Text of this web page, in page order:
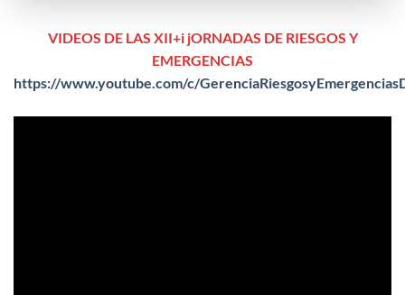
VIDEOS DE LAS XII+i jORNADAS DE RIESGOS Y
EMERGENCIAS
https://www.youtube.com/c/